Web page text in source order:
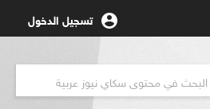
تسجيل الدخول